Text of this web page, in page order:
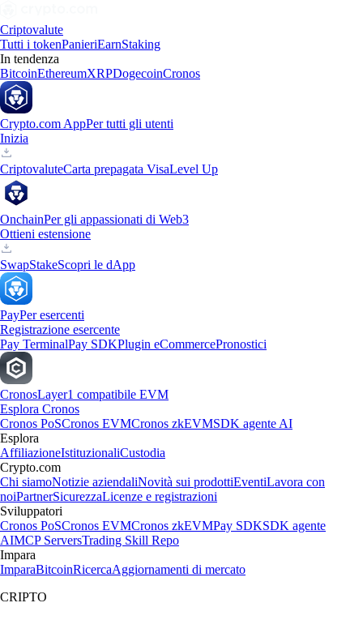
Criptovalute
Tutti i tokenPanieriEarnStaking
In tendenza
BitcoinEthereumXRPDogecoinCronos
Crypto.com AppPer tutti gli utenti
Inizia
CriptovaluteCarta prepagata VisaLevel Up
OnchainPer gli appassionati di Web3
Ottieni estensione
SwapStakeScopri le dApp
PayPer esercenti
Registrazione esercente
Pay TerminalPay SDKPlugin eCommercePronostici
CronosLayer1 compatibile EVM
Esplora Cronos
Cronos PoSCronos EVMCronos zkEVMSDK agente AI
Esplora
AffiliazioneIstituzionaliCustodia
Crypto.com
Chi siamoNotizie aziendaliNovità sui prodottiEventiLavora con
noiPartnerSicurezzaLicenze e registrazioni
Sviluppatori
Cronos PoSCronos EVMCronos zkEVMPay SDKSDK agente
AIMCP ServersTrading Skill Repo
Impara
ImparaBitcoinRicercaAggiornamenti di mercato
CRIPTO